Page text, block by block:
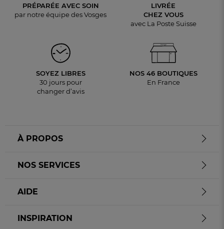
PRÉPARÉE AVEC SOIN
par notre équipe des Vosges
LIVRÉE
CHEZ VOUS
avec La Poste Suisse
SOYEZ LIBRES
30 jours pour
changer d’avis
NOS 46 BOUTIQUES
En France
À PROPOS
NOS SERVICES
AIDE
INSPIRATION